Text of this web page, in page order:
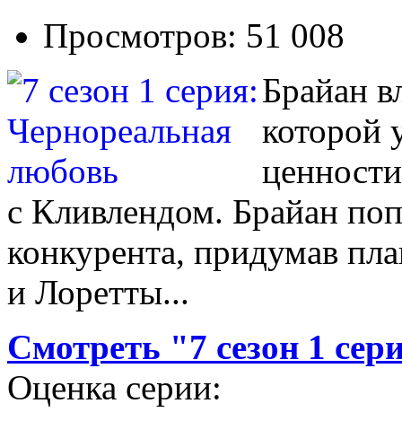
Просмотров: 51 008
Брайан
которой
с Кливлендом. Брайан
конкурента, придумав
и Лоретты...
Смотреть "7 сезон 1
Оценка серии: